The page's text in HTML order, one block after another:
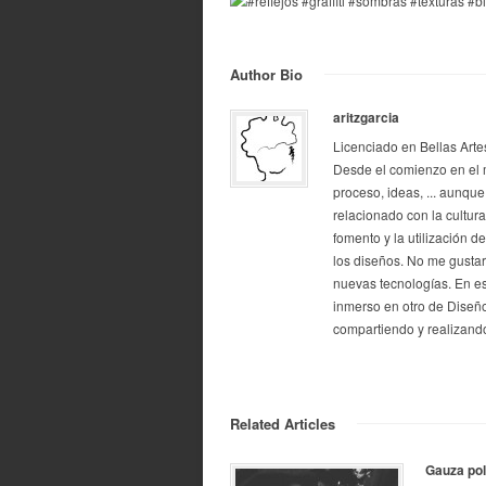
Author Bio
aritzgarcia
Licenciado en Bellas
Desde el comienzo en
proceso, ideas, ...
relacionado con la
fomento y la utilización
los diseños. No me
nuevas tecnologías. En
inmerso en otro de
compartiendo y
Related Articles
Gauza